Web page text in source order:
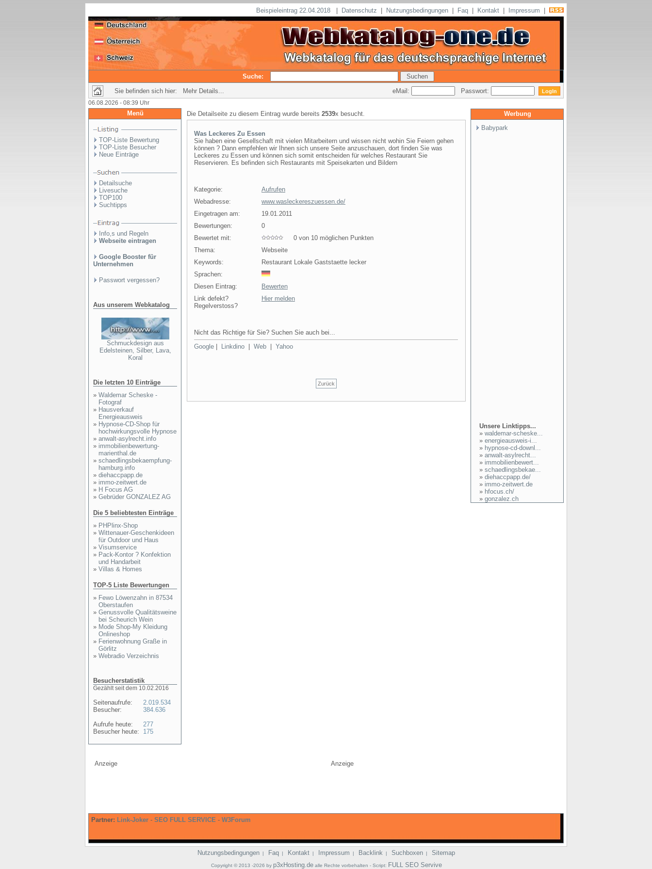
Beispieleintrag 22.04.2018 Datenschutz Nutzungsbedingungen Faq Kontakt Impressum
Suche:
Sie befinden sich hier: Mehr Details...
eMail: Passwort:
06.08.2026 - 08:39 Uhr
Menü
TOP-Liste Bewertung
TOP-Liste Besucher
Neue Einträge
Detailsuche
Livesuche
TOP100
Suchtipps
Info,s und Regeln
Webseite eintragen
Google Booster für
Unternehmen
Passwort vergessen?
Aus unserem Webkatalog
Schmuckdesign aus
Edelsteinen, Silber, Lava,
Koral
Die letzten 10 Einträge
» Waldemar Scheske -
Fotograf
» Hausverkauf
Energieausweis
» Hypnose-CD-Shop für
hochwirkungsvolle Hypnose
» anwalt-asylrecht.info
» immobilienbewertung-
marienthal.de
» schaedlingsbekaempfung-
hamburg.info
» diehaccpapp.de
» immo-zeitwert.de
» H Focus AG
» Gebrüder GONZALEZ AG
Die 5 beliebtesten Einträge
» PHPlinx-Shop
» Wittenauer-Geschenkideen
für Outdoor und Haus
» Visumservice
» Pack-Kontor ? Konfektion
und Handarbeit
» Villas & Homes
TOP-5 Liste Bewertungen
» Fewo Löwenzahn in 87534
Oberstaufen
» Genussvolle Qualitätsweine
bei Scheurich Wein
» Mode Shop-My Kleidung
Onlineshop
» Ferienwohnung Graße in
Görlitz
» Webradio Verzeichnis
Besucherstatistik
Gezählt seit dem 10.02.2016
Seitenaufrufe:
Besucher:
Aufrufe heute:
Besucher heute:
2.019.534
384.636
277
175
Die Detailseite zu diesem Eintrag wurde bereits 2539x besucht.
Was Leckeres Zu Essen
Sie haben eine Gesellschaft mit vielen Mitarbeitern und wissen nicht wohin Sie Feiern gehen
können ? Dann empfehlen wir Ihnen sich unsere Seite anzuschauen, dort finden Sie was
Leckeres zu Essen und können sich somit entscheiden für welches Restaurant Sie
Reservieren. Es befinden sich Restaurants mit Speisekarten und Bildern
Kategorie:
Aufrufen
Webadresse:
www.wasleckereszuessen.de/
Eingetragen am:
19.01.2011
Bewertungen:
0
Bewertet mit:
0 von 10 möglichen Punkten
Thema:
Webseite
Keywords:
Restaurant Lokale Gaststaette lecker
Sprachen:
Diesen Eintrag:
Bewerten
Link defekt?
Regelverstoss?
Hier melden
Nicht das Richtige für Sie? Suchen Sie auch bei...
Google
Linkdino Web Yahoo
Zurück
Werbung
Babypark
Unsere Linktipps...
» waldemar-scheske...
» energieausweis-i...
» hypnose-cd-downl...
» anwalt-asylrecht...
» immobilienbewert...
» schaedlingsbekae...
» diehaccpapp.de/
» immo-zeitwert.de
» hfocus.ch/
» gonzalez.ch
Anzeige Anzeige
Partner: Link-Joker - SEO FULL SERVICE - W3Forum
Nutzungsbedingungen | Faq | Kontakt | Impressum | Backlink | Suchboxen | Sitemap
Copyright © 2013 -2026 by p3xHosting.dealle Rechte vorbehalten - Script: FULL SEO Servive